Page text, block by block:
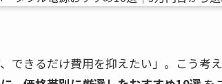
できるだけ費用を抑えたい」。こう考